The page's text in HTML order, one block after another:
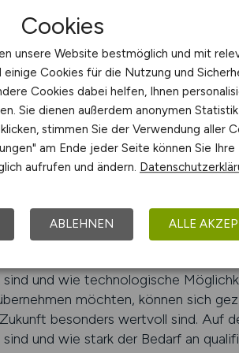
moderner Technologien
arbeiten daran, bestehende
auf den Markt zu bringen.
Abläufe verstehen, verstärkt
neue Methoden
die sich frühzeitig mit Trends
zunehmend als
neuer Funktionen,
sind und wie technologische
möchten, können sich
besonders wertvoll sind. Auf
und wie stark der Bedarf an
Cookies
unsere Website bestmöglich und mit
einige Cookies für die Nutzung und
Cookies dabei helfen, Ihnen
Sie dienen außerdem anonymen
stimmen Sie der Verwendung aller
am Ende jeder Seite können Sie Ihre
aufrufen und ändern.
ABLEHNEN ALLE